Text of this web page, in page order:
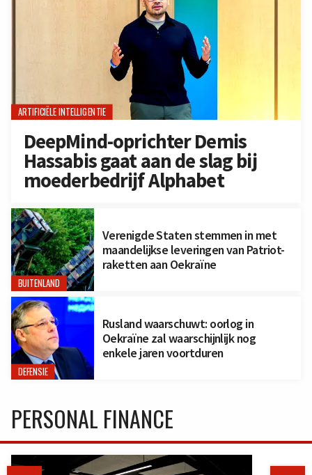
ARTIFICIËLE INTELLIGENTIE
DeepMind-oprichter Demis
Hassabis gaat aan de slag bij
moederbedrijf Alphabet
BUITENLAND
Verenigde Staten stemmen in met
maandelijkse leveringen van Patriot-
raketten aan Oekraïne
DEFENSIE
Rusland waarschuwt: oorlog in
Oekraïne zal waarschijnlijk nog
enkele jaren voortduren
PERSONAL FINANCE